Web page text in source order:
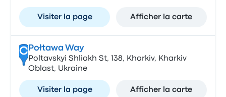
Visiter la page Afficher la carte
CPołtawa Way
Poltavskyi Shliakh St, 138, Kharkiv, Kharkiv
Oblast, Ukraine
Visiter la page Afficher la carte